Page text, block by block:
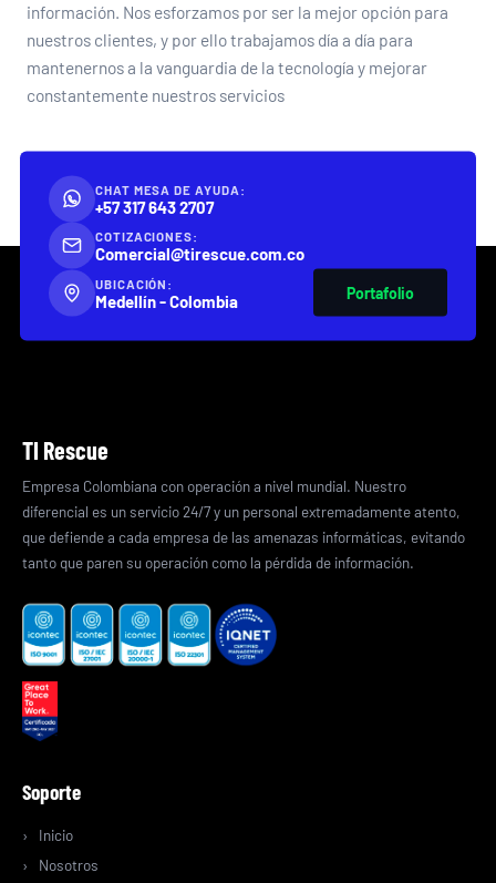
información. Nos esforzamos por ser la mejor opción para
nuestros clientes, y por ello trabajamos día a día para
mantenernos a la vanguardia de la tecnología y mejorar
constantemente nuestros servicios
CHAT MESA DE AYUDA:
+57 317 643 2707
COTIZACIONES:
Comercial@tirescue.com.co
UBICACIÓN:
Medellín - Colombia Portafolio
TI Rescue
Empresa Colombiana con operación a nivel mundial. Nuestro
diferencial es un servicio 24/7 y un personal extremadamente atento,
que defiende a cada empresa de las amenazas informáticas, evitando
tanto que paren su operación como la pérdida de información.
Soporte
Inicio
Nosotros